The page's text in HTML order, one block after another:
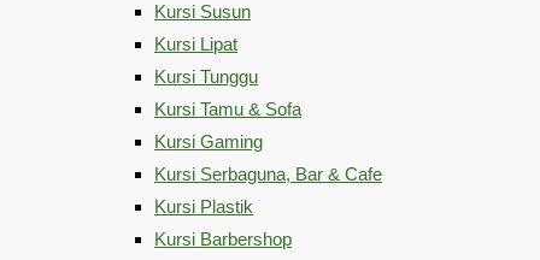
Kursi Susun
Kursi Lipat
Kursi Tunggu
Kursi Tamu & Sofa
Kursi Gaming
Kursi Serbaguna, Bar & Cafe
Kursi Plastik
Kursi Barbershop